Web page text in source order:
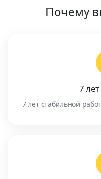
Почему
7
7 лет стабильной